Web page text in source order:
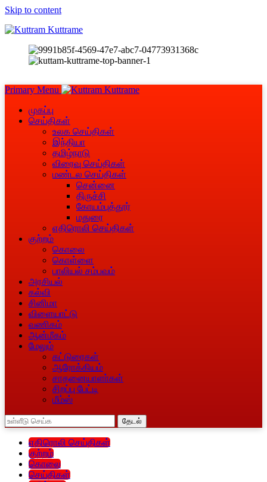
Skip to content
Primary Menu
முகப்பு
செய்திகள்
உலக செய்திகள்
இந்தியா
தமிழ்நாடு
விரைவு செய்திகள்
மண்டல செய்திகள்
சென்னை
திருச்சி
கோயம்புத்தூர்
மதுரை
எதிரொலி செய்திகள்
குற்றம்
கொலை
கொள்ளை
பாலியல் சம்பவம்
அரசியல்
கல்வி
சினிமா
விளையாட்டு
வணிகம்
ஆன்மீகம்
மேலும்
கட்டுரைகள்
ஆரோக்கியம்
சாதனையாளா்கள்
சிறப்பு பேட்டி
மீம்ஸ்
தேடல்
எதிரொலி செய்திகள்
குற்றம்
கொலை
செய்திகள்